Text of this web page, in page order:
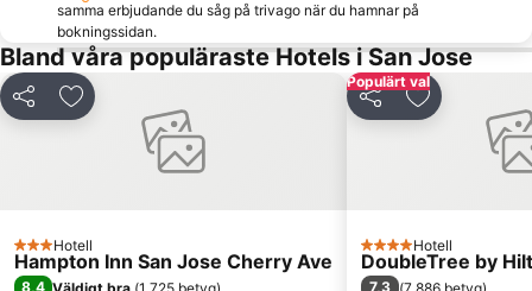
samma erbjudande du såg på trivago när du hamnar på
bokningssidan.
Bland våra populäraste Hotels i San Jose
Dela Lägg till i Mina Favoriter
3 Stjärnor
Hotell
Hampton Inn San Jose Cherry Ave
8,4
Populärt val
Dela Lägg till i
4 Stjärnor
Hotell
DoubleTree by
7,3